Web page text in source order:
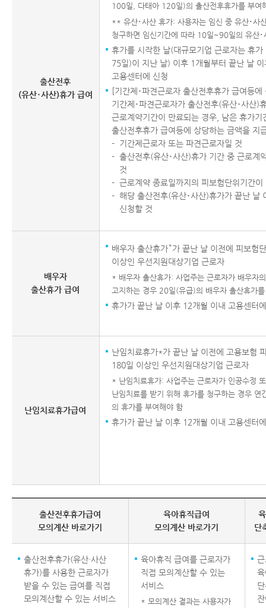
출산전후
(유산･사산)휴가 급여
100일, 다태아 120일)의 출산전후휴가를 부여
** 유산･사산 휴가: 사용자는 임신 중 유산･사
청구하면 임신기간에 따라 10일~90일의 유산･
휴가를 시작한 날(대규모기업 근로자는 휴
75일)이 지난 날) 이후 1개월부터 끝난 날
고용센터에 신청
[기간제･파견근로자 출산전후휴가 급여등
기간제･파견근로자가 출산전후(유산･사산)
근로계약기간이 만료되는 경우, 남은 휴가기
출산전후휴가 급여등에 상당하는 금액을 지
기간제근로자 또는 파견근로자일 것
출산전후(유산･사산)휴가 기간 중 근로계
것
근로계약 종료일까지의 피보험단위기간
해당 출산전후(유산･사산)휴가가 끝난 날
신청할 것
배우자
출산휴가 급여
배우자 출산휴가*가 끝난 날 이전에 피보험
이상인 우선지원대상기업 근로자
* 배우자 출산휴가: 사업주는 근로자가 배우자
고지하는 경우 20일(유급)의 배우자 출산휴가
휴가가 끝난 날 이후 12개월 이내 고용센터
난임치료휴가급여
난임치료휴가*가 끝난 날 이전에 고용보험
180일 이상인 우선지원대상기업 근로자
* 난임치료휴가: 사업주는 근로자가 인공수정
난임치료를 받기 위해 휴가를 청구하는 경우
의 휴가를 부여해야 함
휴가가 끝난 날 이후 12개월 이내 고용센터
출산전후휴가급여
모의계산 바로가기
육아휴직급여
모의계산 바로가기
단
출산전후휴가(유산·사산
휴가)를 사용한 근로자가
받을 수 있는 급여를 직접
모의계산할 수 있는 서비스
육아휴직 급여를 근로자가
직접 모의계산할 수 있는
서비스
* 모의계산 결과는 사용자가